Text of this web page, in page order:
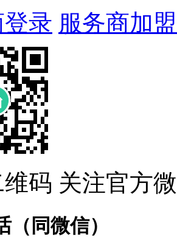
录 服务商加盟
码 关注官方
（同微信）